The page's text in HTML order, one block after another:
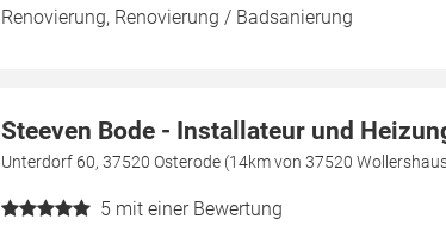
Renovierung, Renovierung / Badsanierung
Steeven Bode - Installateur und
Unterdorf 60, 37520 Osterode (14km von 37520
5 mit einer Bewertung